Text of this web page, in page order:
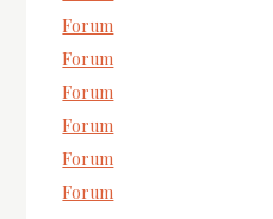
Forum
Forum
Forum
Forum
Forum
Forum